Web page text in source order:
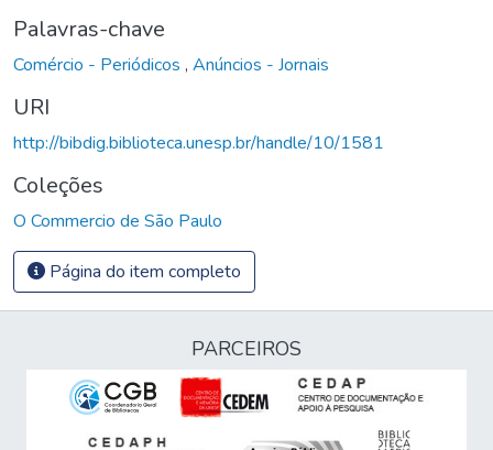
Palavras-chave
Comércio - Periódicos , Anúncios - Jornais
URI
http://bibdig.biblioteca.unesp.br/handle/10/1581
Coleções
O Commercio de São Paulo
Página do item completo
PARCEIROS